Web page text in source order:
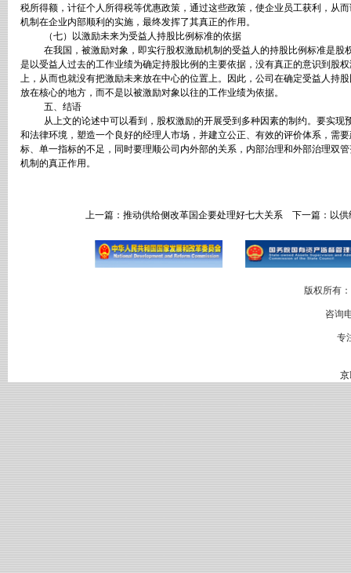
税所得额，计征个人所得税等优惠政策，通过这些政策，使企业员工获利，从
机制在企业内部顺利的实施，最终发挥了其真正的作用。
（七）以激励未来为受益人持股比例标准的依据
在我国，被激励对象，即实行股权激励机制的受益人的持股比例标准是
是以受益人过去的工作业绩为确定持股比例的主要依据，没有真正的意识到股
上，从而也就没有把激励未来放在中心的位置上。因此，公司在确定受益人持
放在核心的地方，而不是以被激励对象以往的工作业绩为依据。
五、结语
从上文的论述中可以看到，股权激励的开展受到多种因素的制约。要实
和法律环境，塑造一个良好的经理人市场，并建立公正、有效的评价体系，需
标、单一指标的不足，同时要理顺公司内外部的关系，内部治理和外部治理双
机制的真正作用。
上一篇： 推动供给侧改革国企要处理好七大关系 下一篇： 以
版权所有
咨询
专
京